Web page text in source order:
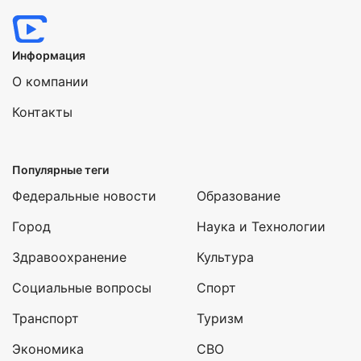
Информация
О компании
Контакты
Популярные теги
Федеральные новости
Город
Здравоохранение
Социальные вопросы
Транспорт
Экономика
Образование
Наука и Технологии
Культура
Спорт
Туризм
СВО